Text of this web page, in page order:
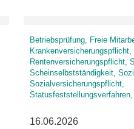
Betriebsprüfung, Freie
Krankenversicherungspflicht,
Rentenversicherungspflicht,
Scheinselbstständigkeit,
Sozialversicherungspflicht,
16.06.2026